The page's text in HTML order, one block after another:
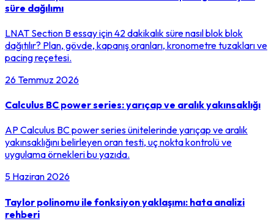
süre dağılımı
LNAT Section B essay için 42 dakikalık süre nasıl blok blok
dağıtılır? Plan, gövde, kapanış oranları, kronometre tuzakları ve
pacing reçetesi.
26 Temmuz 2026
Calculus BC power series: yarıçap ve aralık yakınsaklığı
AP Calculus BC power series ünitelerinde yarıçap ve aralık
yakınsaklığını belirleyen oran testi, uç nokta kontrolü ve
uygulama örnekleri bu yazıda.
5 Haziran 2026
Taylor polinomu ile fonksiyon yaklaşımı: hata analizi
rehberi